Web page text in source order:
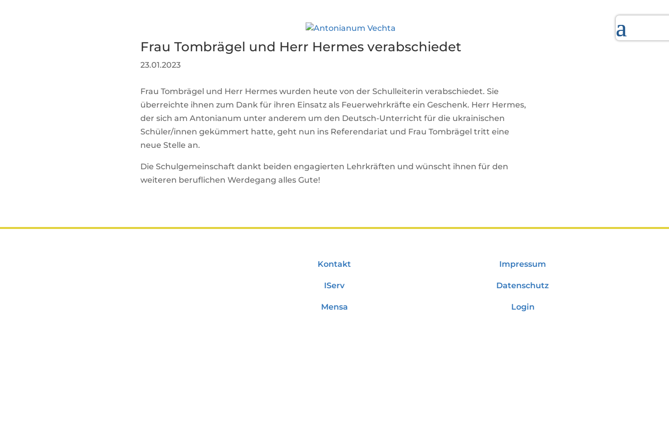
Frau Tombrägel und Herr Hermes verabschiedet
23.01.2023
Frau Tombrägel und Herr Hermes wurden heute von der Schulleiterin verabschiedet. Sie
überreichte ihnen zum Dank für ihren Einsatz als Feuerwehrkräfte ein Geschenk. Herr Hermes,
der sich am Antonianum unter anderem um den Deutsch-Unterricht für die ukrainischen
Schüler/innen gekümmert hatte, geht nun ins Referendariat und Frau Tombrägel tritt eine
neue Stelle an.
Die Schulgemeinschaft dankt beiden engagierten Lehrkräften und wünscht ihnen für den
weiteren beruflichen Werdegang alles Gute!
Kontakt
IServ
Mensa
Impressum
Datenschutz
Login